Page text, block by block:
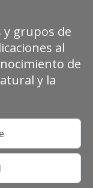
grupos de
al
de
y la